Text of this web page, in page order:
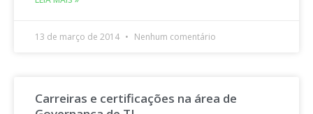
13 de março de 2014 Nenhum comentário
Carreiras e certificações na área de